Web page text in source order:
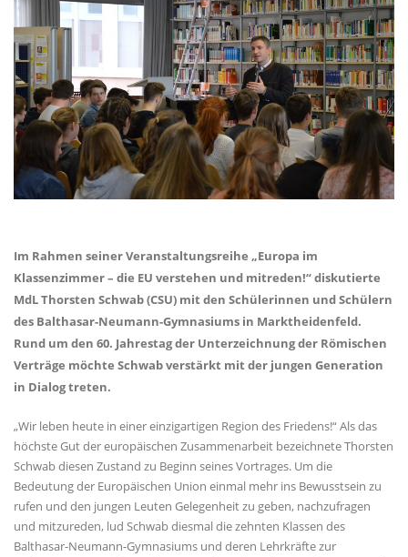
Im Rahmen seiner Veranstaltungsreihe „Europa im
Klassenzimmer – die EU verstehen und mitreden!“ diskutierte
MdL Thorsten Schwab (CSU) mit den Schülerinnen und Schülern
des Balthasar-Neumann-Gymnasiums in Marktheidenfeld.
Rund um den 60. Jahrestag der Unterzeichnung der Römischen
Verträge möchte Schwab verstärkt mit der jungen Generation
in Dialog treten.
Wir leben heute in einer einzigartigen Region des Friedens!“ Als das
höchste Gut der europäischen Zusammenarbeit bezeichnete Thorsten
Schwab diesen Zustand zu Beginn seines Vortrages. Um die
Bedeutung der Europäischen Union einmal mehr ins Bewusstsein zu
rufen und den jungen Leuten Gelegenheit zu geben, nachzufragen
und mitzureden, lud Schwab diesmal die zehnten Klassen des
Balthasar-Neumann-Gymnasiums und deren Lehrkräfte zur